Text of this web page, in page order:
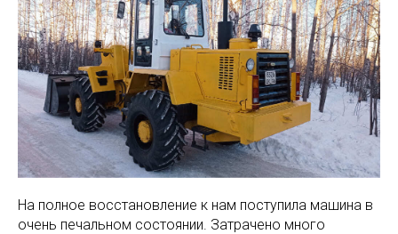
На полное восстановление к нам поступила машина в
очень печальном состоянии. Затрачено много